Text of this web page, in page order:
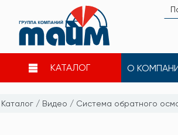
КАТАЛОГ О
Каталог / Видео / Система обратного